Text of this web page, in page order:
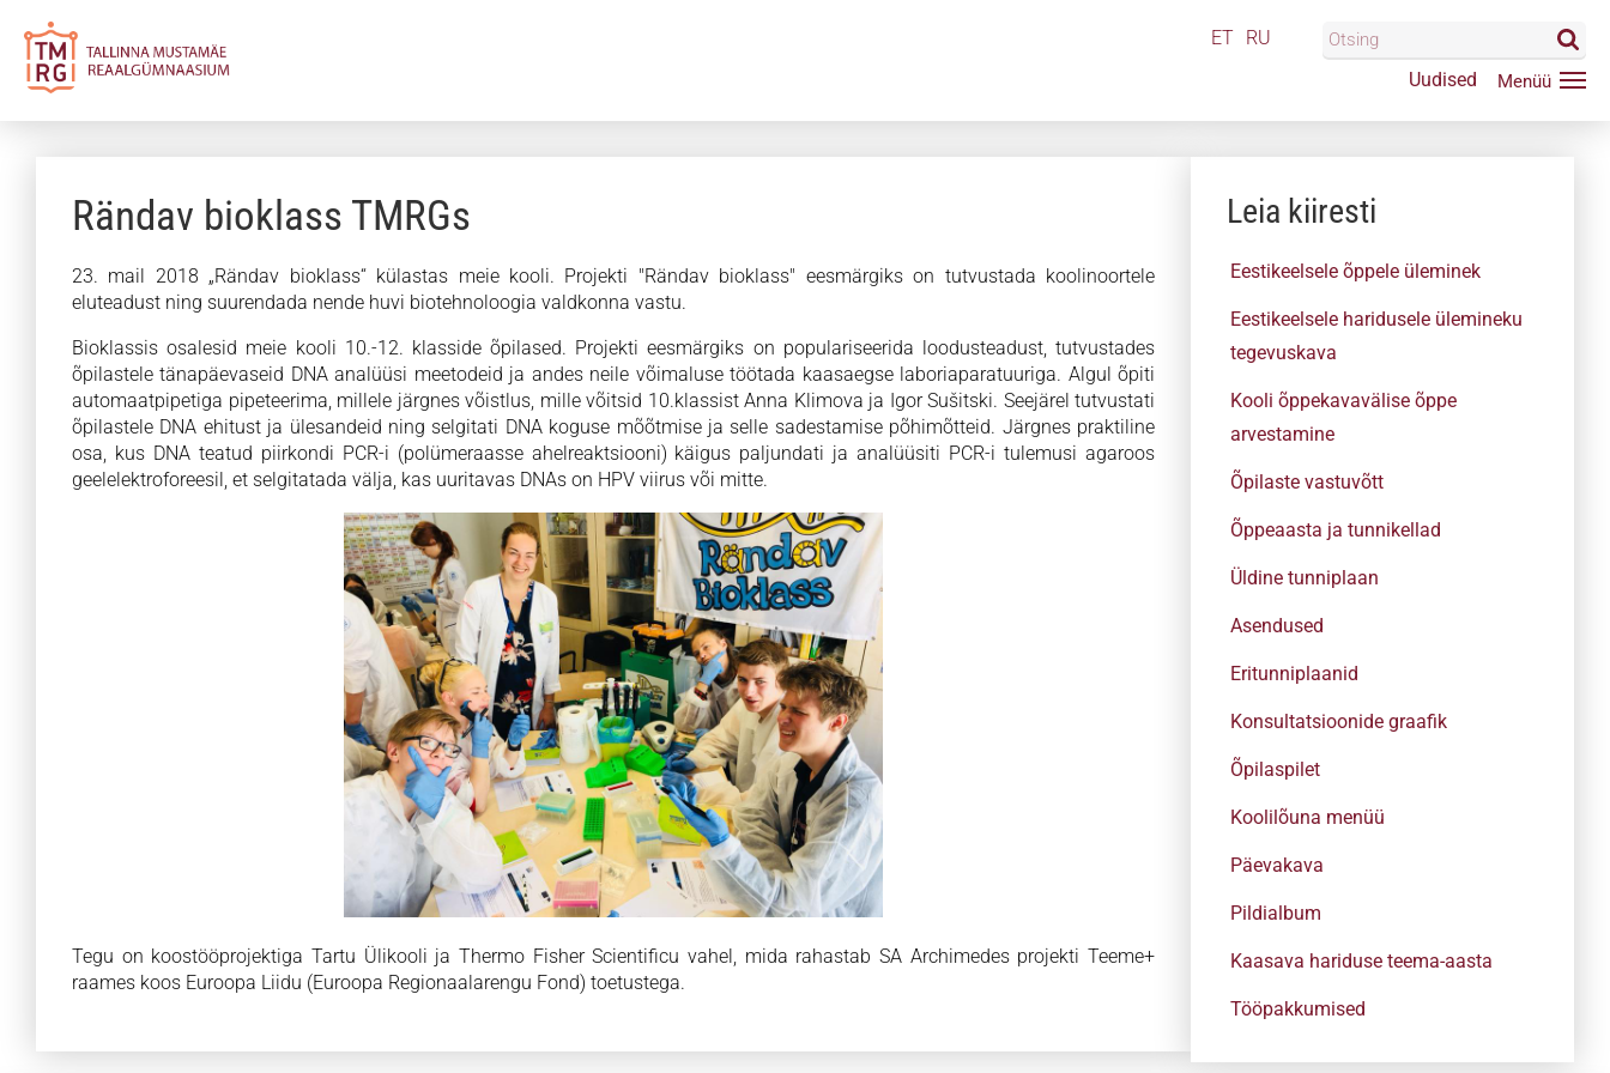
ET RU
Uudised
Rändav bioklass TMRGs
23. mail 2018 „Rändav bioklass“ külastas meie kooli. Projekti "Rändav bioklass" eesmärgiks on tutvustada koolinoortele
eluteadust ning suurendada nende huvi biotehnoloogia valdkonna vastu.
Bioklassis osalesid meie kooli 10.-12. klasside õpilased. Projekti eesmärgiks on populariseerida loodusteadust, tutvustades
õpilastele tänapäevaseid DNA analüüsi meetodeid ja andes neile võimaluse töötada kaasaegse laboriaparatuuriga. Algul õpiti
automaatpipetiga pipeteerima, millele järgnes võistlus, mille võitsid 10.klassist Anna Klimova ja Igor Sušitski. Seejärel tutvustati
õpilastele DNA ehitust ja ülesandeid ning selgitati DNA koguse mõõtmise ja selle sadestamise põhimõtteid. Järgnes praktiline
osa, kus DNA teatud piirkondi PCR-i (polümeraasse ahelreaktsiooni) käigus paljundati ja analüüsiti PCR-i tulemusi agaroos
geelelektroforeesil, et selgitatada välja, kas uuritavas DNAs on HPV viirus või mitte.
Tegu on koostööprojektiga Tartu Ülikooli ja Thermo Fisher Scientificu vahel, mida rahastab SA Archimedes projekti Teeme+
raames koos Euroopa Liidu (Euroopa Regionaalarengu Fond) toetustega.
Leia kiiresti
Eestikeelsele õppele üleminek
Eestikeelsele haridusele ülemineku
tegevuskava
Kooli õppekavavälise õppe
arvestamine
Õpilaste vastuvõtt
Õppeaasta ja tunnikellad
Üldine tunniplaan
Asendused
Eritunniplaanid
Konsultatsioonide graafik
Õpilaspilet
Koolilõuna menüü
Päevakava
Pildialbum
Kaasava hariduse teema-aasta
Tööpakkumised